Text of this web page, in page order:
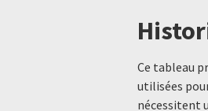
Ce tableau
utilisées
nécessitent